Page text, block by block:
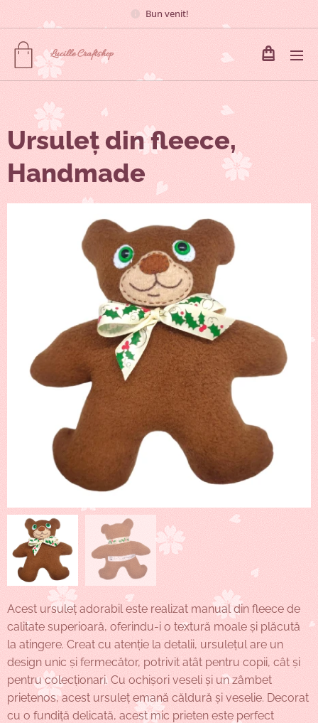
Bun venit!
LucilleCraftshop
Ursuleț din fleece,
Handmade
Acest ursuleț adorabil este realizat manual din fleece de
calitate superioară, oferindu-i o textură moale și plăcută
la atingere. Creat cu atenție la detalii, ursulețul are un
design unic și fermecător, potrivit atât pentru copii, cât și
pentru colecționari. Cu ochișori veseli și un zâmbet
prietenos, acest ursuleț emană căldură și veselie. Decorat
cu o fundiță delicată, acest mic prieten este perfect